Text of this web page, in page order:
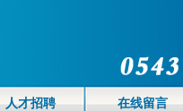
人才招聘 在线留言